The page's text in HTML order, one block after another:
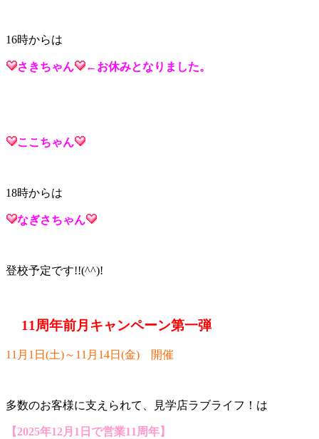
16時からは
さきちゃん ←お休みとなりました。
ここ ちゃん
18時からは
なぎさちゃん
登校予定です!!(^^)!
11周年前月キャンペーン第一弾
11月1日(土)～11月14日(金) 開催
多数のお客様に支えられて、見学店ラブライフ！は
【2025年12月1日で営業11周年】